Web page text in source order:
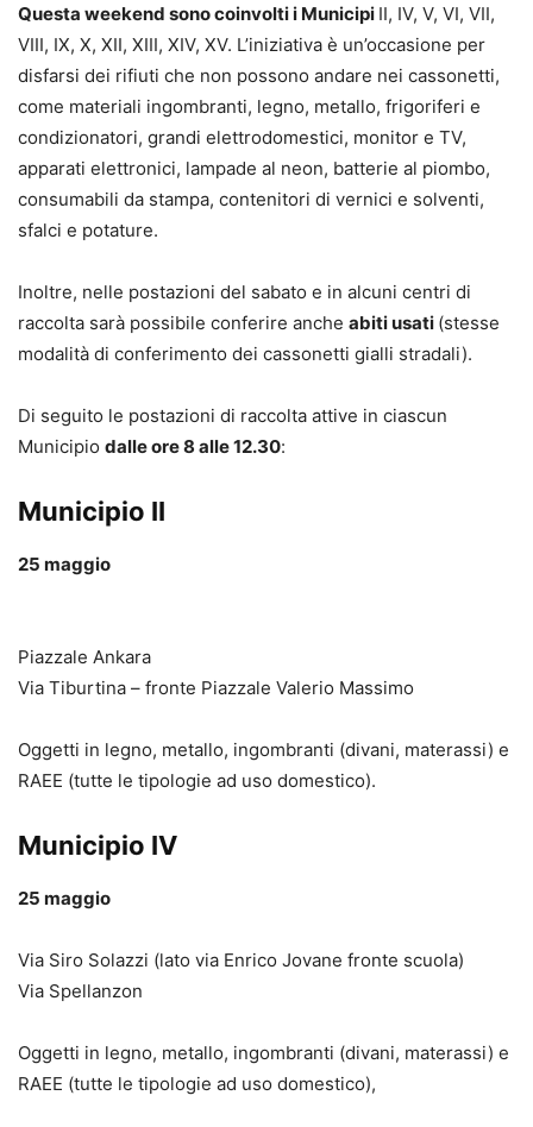
Questa weekend sono coinvolti i Municipi II, IV, V, VI, VII,
VIII, IX, X, XII, XIII, XIV, XV. L’iniziativa è un’occasione per
disfarsi dei rifiuti che non possono andare nei cassonetti,
come materiali ingombranti, legno, metallo, frigoriferi e
condizionatori, grandi elettrodomestici, monitor e TV,
apparati elettronici, lampade al neon, batterie al piombo,
consumabili da stampa, contenitori di vernici e solventi,
sfalci e potature.
Inoltre, nelle postazioni del sabato e in alcuni centri di
raccolta sarà possibile conferire anche abiti usati (stesse
modalità di conferimento dei cassonetti gialli stradali).
Di seguito le postazioni di raccolta attive in ciascun
Municipio dalle ore 8 alle 12.30:
Municipio II
25 maggio
Piazzale Ankara
Via Tiburtina – fronte Piazzale Valerio Massimo
Oggetti in legno, metallo, ingombranti (divani, materassi) e
RAEE (tutte le tipologie ad uso domestico).
Municipio IV
25 maggio
Via Siro Solazzi (lato via Enrico Jovane fronte scuola)
Via Spellanzon
Oggetti in legno, metallo, ingombranti (divani, materassi) e
RAEE (tutte le tipologie ad uso domestico),